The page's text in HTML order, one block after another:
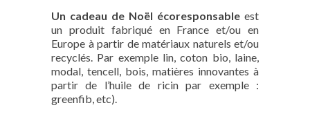
Un cadeau de Noël écoresponsable est
un produit fabriqué en France et/ou en
Europe à partir de matériaux naturels et/ou
recyclés. Par exemple lin, coton bio, laine,
modal, tencell, bois, matières innovantes à
partir de l’huile de ricin par exemple :
greenfib, etc).